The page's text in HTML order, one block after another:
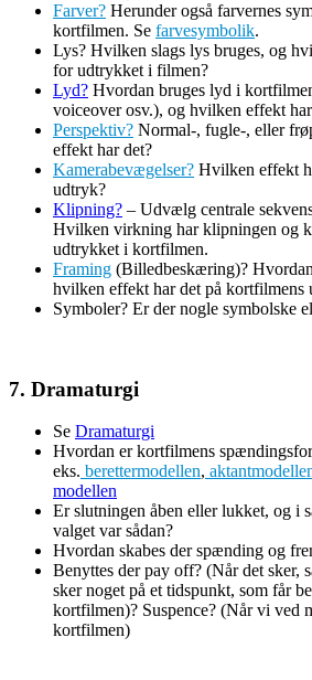
Farver? Herunder også farvernes
kortfilmen. Se farvesymbolik.
Lys? Hvilken slags lys bruges, og
for udtrykket i filmen?
Lyd? Hvordan bruges lyd i
voiceover osv.), og hvilken effekt
Perspektiv? Normal-, fugle-, eller
effekt har det?
Kamerabevægelser? Hvilken effekt
udtryk?
Klipning? – Udvælg centrale
Hvilken virkning har klipningen og
udtrykket i kortfilmen.
Framing (Billedbeskæring)?
hvilken effekt har det på kortfilmens
Symboler? Er der nogle symbolske
7. Dramaturgi
Se Dramaturgi
Hvordan er kortfilmens
eks. berettermodellen,
modellen
Er slutningen åben eller lukket, og i
valget var sådan?
Hvordan skabes der spænding og
Benyttes der pay off? (Når det sker,
sker noget på et tidspunkt, som får
kortfilmen)? Suspence? (Når vi ved
kortfilmen)